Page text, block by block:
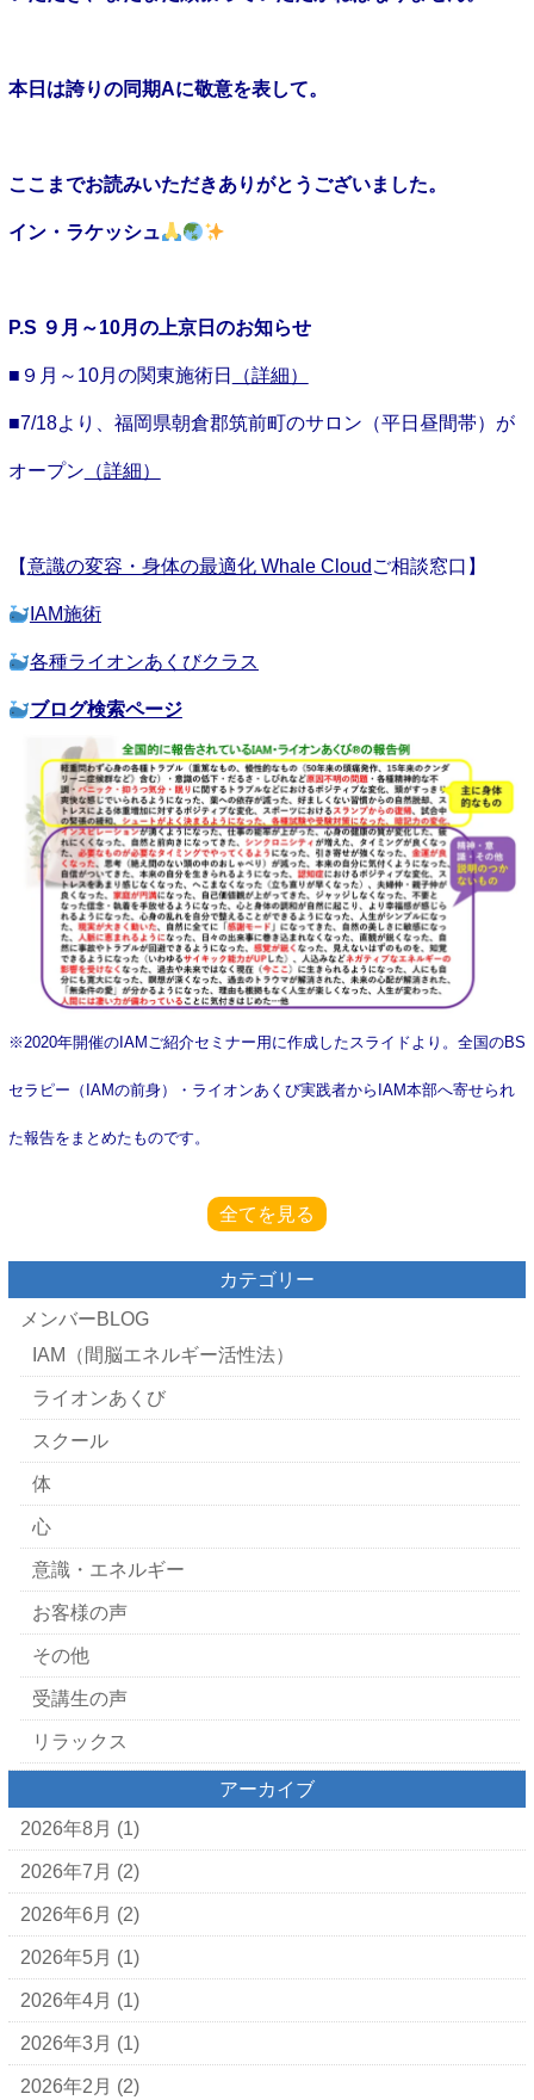
本日は誇りの同期Aに敬意を表して。
ここまでお読みいただきありがとうございました。
イン・ラケッシュ
P.S ９月～10月の上京日 のお知らせ
■９月～10月の関東施術日 （詳細）
■7/18より、福岡県朝倉郡筑前町のサロン（平日昼間帯）が
オープン （詳細）
【意識の変容・身体の最適化 Whale Cloud ご相談窓口】
IAM施術
各種ライオンあくびクラス
ブログ検索ページ
※2020年開催のIAMご紹介セミナー用に作成したスライドより。全国のBS
セラピー（IAMの前身）・ライオンあくび実践者からIAM本部へ寄せられ
た報告をまとめたものです。
全てを見る
カテゴリー
メンバーBLOG
IAM（間脳エネルギー活性法）
ライオンあくび
スクール
体
心
意識・エネルギー
お客様の声
その他
受講生の声
リラックス
アーカイブ
2026年8月 (1)
2026年7月 (2)
2026年6月 (2)
2026年5月 (1)
2026年4月 (1)
2026年3月 (1)
2026年2月 (2)